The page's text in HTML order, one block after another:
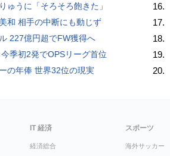
ゅうに「そろそろ飽きた」
和 相手の中断にも動じず
227億円超でFW獲得へ
季初2発でOPSリーグ首位
の年俸 世界32位の現実
16.
17.
18.
19.
20.
IT 経済
経済総合
スポーツ
海外サッカー